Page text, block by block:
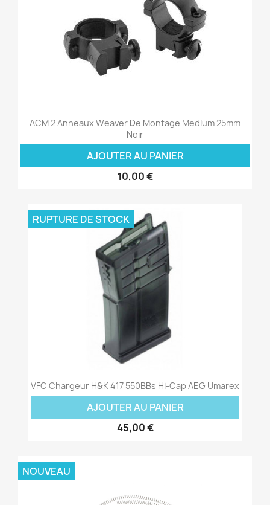
ACM 2 Anneaux Weaver De Montage Medium 25mm
Noir
AJOUTER AU PANIER
10,00 €
VFC Chargeur H&K 417 550BBs Hi-Cap AEG Umarex
AJOUTER AU PANIER
45,00 €
RUPTURE DE STOCK
NOUVEAU